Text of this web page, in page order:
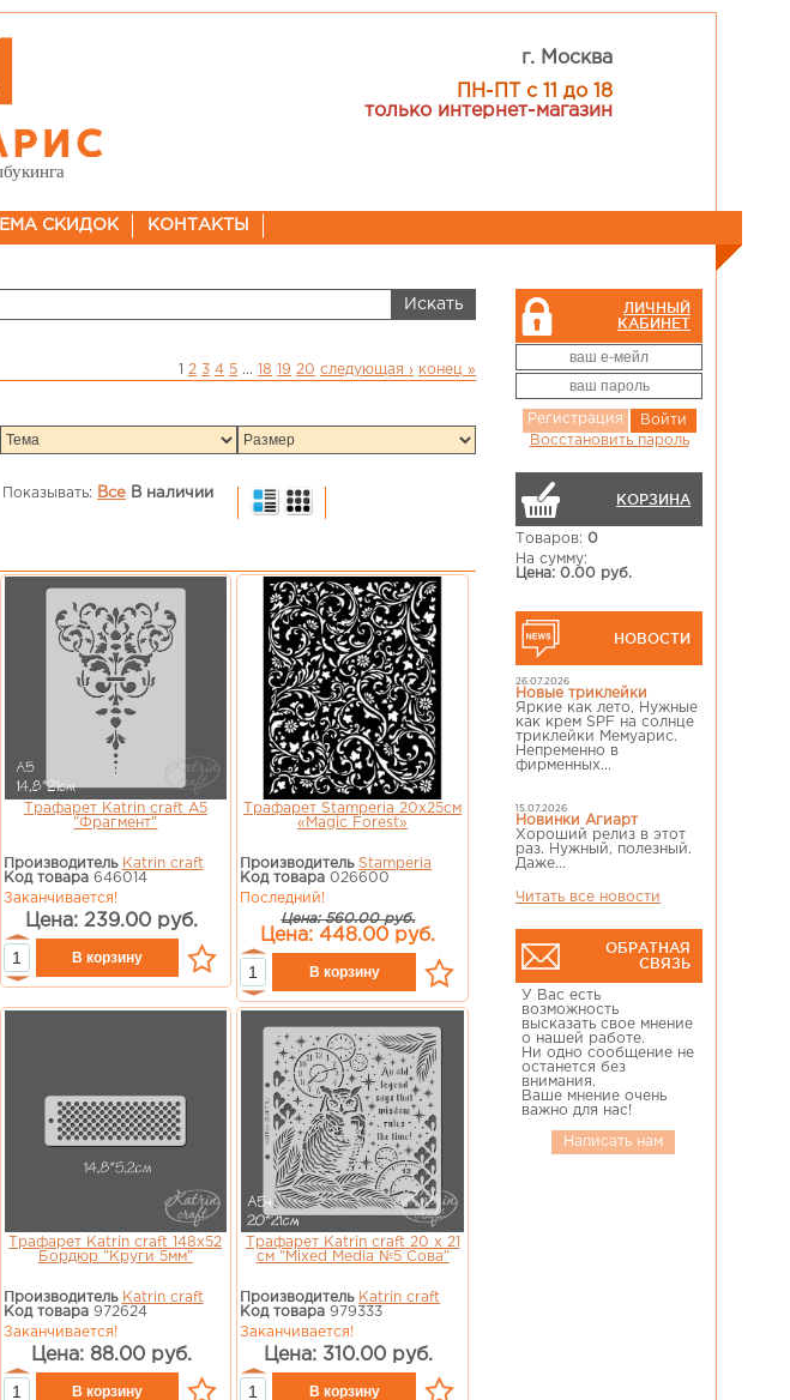
г. Москва
ПН-ПТ с 11 до 18
только интернет-магазин
СКИДОК КОНТАКТЫ
ЛИЧНЫЙ
КАБИНЕТ
Регистрация
Войти
Восстановить пароль
КОРЗИНА
Товаров: 0
На сумму:
Цена: 0.00 руб.
НОВОСТИ
26.07.2026
Новые триклейки
Яркие как лето, Нужные
как крем SPF на солнце
триклейки Мемуарис.
Непременно в
фирменных...
15.07.2026
Новинки Агиарт
Хороший релиз в этот
раз. Нужный, полезный.
Даже...
Читать все новости
ОБРАТНАЯ
СВЯЗЬ
У Вас есть
возможность
высказать свое мнение
о нашей работе.
Ни одно сообщение не
останется без
внимания.
Ваше мнение очень
важно для нас!
Написать нам
1 2 3 4 5 ... 18 19 20 следующая › конец »
Показывать: Все В наличии
Трафарет Katrin craft А5
"Фрагмент"
Производитель Katrin craft
Код товара646014
Заканчивается!
Цена: 239.00 руб.
Трафарет Stamperia 20х25см
«Magic Forest»
Производитель Stamperia
Код товара 026600
Последний!
Цена: 560.00 руб.
Цена: 448.00 руб.
Трафарет Katrin craft 148х52
Бордюр "Круги 5мм"
Производитель Katrin craft
Код товара972624
Заканчивается!
Цена: 88.00 руб.
Трафарет Katrin craft 20 х 21
см "Mixed Media №5 Сова"
Производитель Katrin craft
Код товара 979333
Заканчивается!
Цена: 310.00 руб.